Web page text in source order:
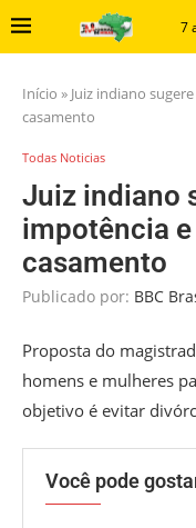
7
Início » Juiz indiano
casamento
Todas Noticias
Juiz indiano
impotência
casamento
Publicado por: BBC
Proposta do
homens e mulheres
objetivo é evitar
Você pode